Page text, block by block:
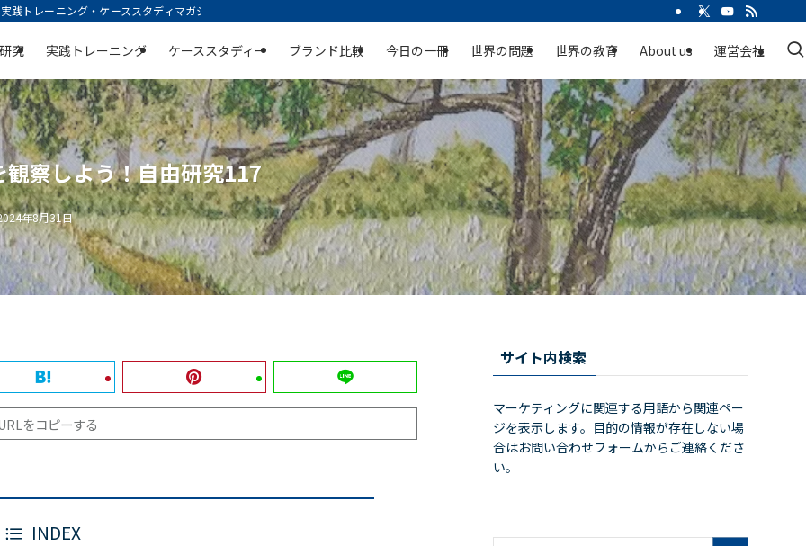
トレーニング・ケーススタディマガジン | 空庭
究 実践トレーニング ケーススタディー ブランド比較 今日の一冊 世界の問題 世界の教育 About us 運営会社
察しよう！自由研究117
年8月31日
をコピーする
INDEX
サイト内検索
マーケティングに関連する用語から関連ペー
ジを表示します。目的の情報が存在しない場
合はお問い合わせフォームからご連絡くださ
い。